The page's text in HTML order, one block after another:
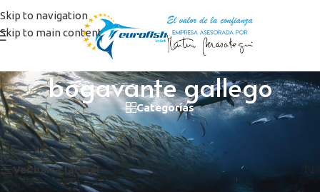
Skip to navigation
Skip to main content
bogavante gallego
Categorías
Inicio/Productos etiquetados “bogavante gallego”
Mostrando el único resultado
Ver barra lateral